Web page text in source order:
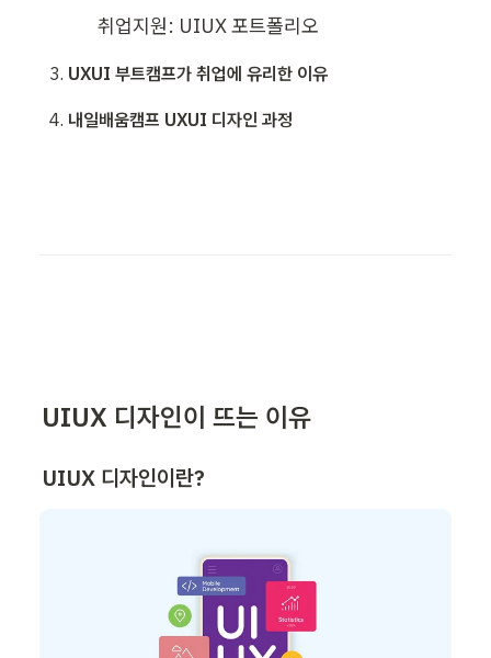
취업지원: UIUX 포트폴리오
UXUI 부트캠프가 취업에 유리한 이유
내일배움캠프 UXUI 디자인 과정
UIUX 디자인이 뜨는 이유
UIUX 디자인이란?